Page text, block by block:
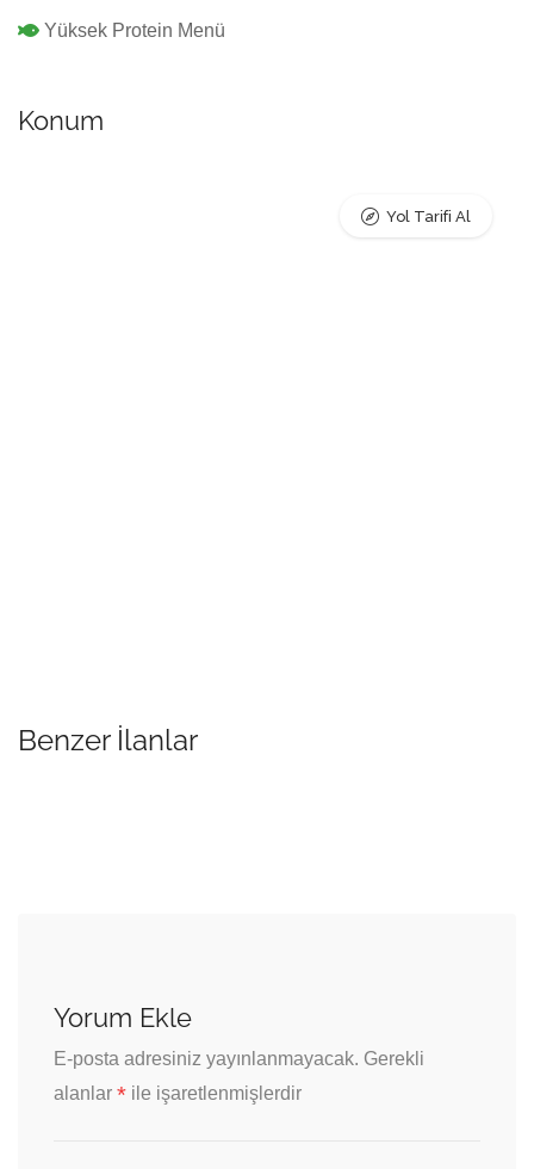
Yüksek Protein Menü
Konum
Yol Tarifi Al
Benzer İlanlar
Yorum Ekle
E-posta adresiniz yayınlanmayacak. Gerekli
alanlar * ile işaretlenmişlerdir